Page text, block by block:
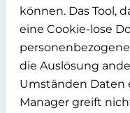
können. Das Tool,
eine Cookie-lose
die Auslösung
Umständen Daten
Manager greift